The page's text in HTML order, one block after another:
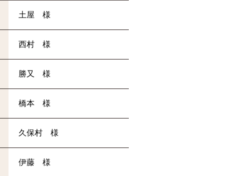
土屋 様
西村 様
勝又 様
橋本 様
久保村 様
伊藤 様